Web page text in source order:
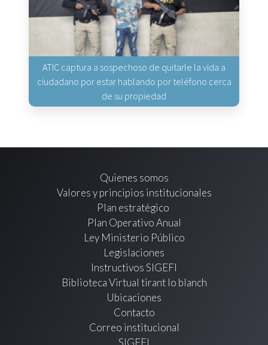
ATIC captura a sospechoso de quitarle la vida a
ciudadano por estar hablando por teléfono cerca
de su propiedad
Quienes somos
Valores y principios institucionales
Plan estratégico
Plan Operativo Anual
Ley Ministerio Público
Legislaciones
Instructivos SIGEFI
Biblioteca Virtual tirant lo blanch
Ubicaciones
Contacto
Correo institucional
SIGEFI